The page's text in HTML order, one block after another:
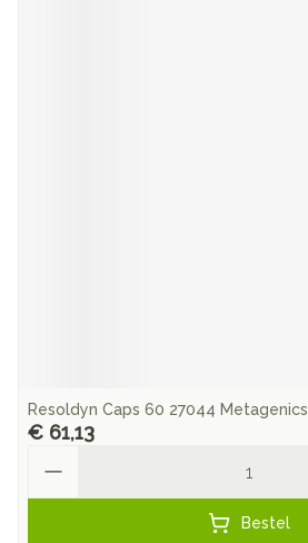
Resoldyn Caps 60 27044 Metagenics
€ 61,13
Bestel